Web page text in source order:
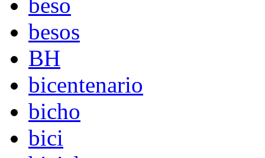
beso
besos
BH
bicentenario
bicho
bici